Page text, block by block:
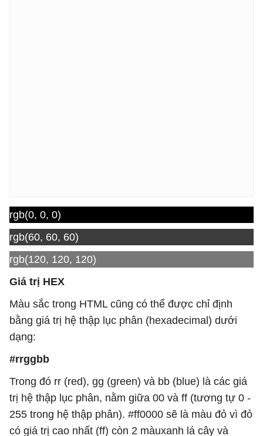
rgb(0, 0, 0)
rgb(60, 60, 60)
rgb(120, 120, 120)
Giá trị HEX
Màu sắc trong HTML cũng có thể được chỉ định
bằng giá trị hệ thập lục phân (hexadecimal) dưới
dạng:
#rrggbb
Trong đó rr (red), gg (green) và bb (blue) là các giá
trị hệ thập lục phân, nằm giữa 00 và ff (tương tự 0 -
255 trong hệ thập phân). #ff0000 sẽ là màu đỏ vì đỏ
có giá trị cao nhất (ff) còn 2 màuxanh lá cây và